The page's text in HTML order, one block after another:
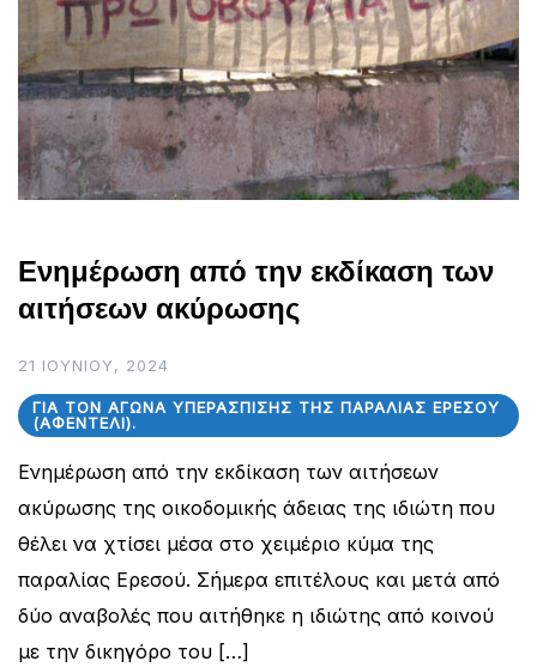
Ενημέρωση από την εκδίκαση των
αιτήσεων ακύρωσης
21 ΙΟΥΝΊΟΥ, 2024
ΓΙΑ ΤΟΝ ΑΓΏΝΑ ΥΠΕΡΆΣΠΙΣΗΣ ΤΗΣ ΠΑΡΑΛΊΑΣ ΕΡΕΣΟΎ
(ΑΦΕΝΤΈΛΙ).
Ενημέρωση από την εκδίκαση των αιτήσεων
ακύρωσης της οικοδομικής άδειας της ιδιώτη που
θέλει να χτίσει μέσα στο χειμέριο κύμα της
παραλίας Ερεσού. Σήμερα επιτέλους και μετά από
δύο αναβολές που αιτήθηκε η ιδιώτης από κοινού
με την δικηγόρο του […]